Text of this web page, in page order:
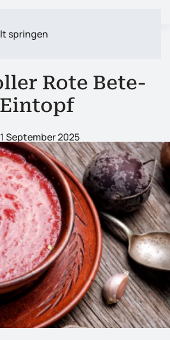
springen
Rote Bete-
Eintopf
September 2025
NÄCHSTE